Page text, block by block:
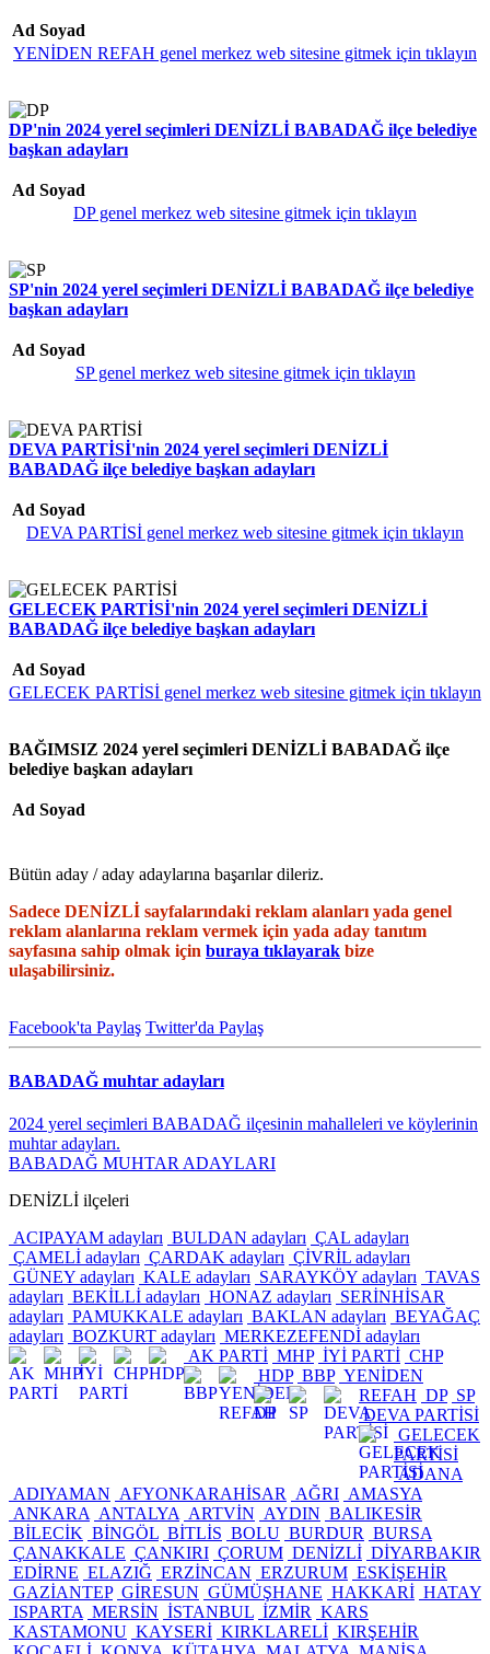
Ad Soyad
YENİDEN REFAH genel merkez web sitesine gitmek için tıklayın
DP'nin 2024 yerel seçimleri DENİZLİ BABADAĞ ilçe belediye
başkan adayları
Ad Soyad
DP genel merkez web sitesine gitmek için tıklayın
SP'nin 2024 yerel seçimleri DENİZLİ BABADAĞ ilçe belediye
başkan adayları
Ad Soyad
SP genel merkez web sitesine gitmek için tıklayın
DEVA PARTİSİ'nin 2024 yerel seçimleri DENİZLİ
BABADAĞ ilçe belediye başkan adayları
Ad Soyad
DEVA PARTİSİ genel merkez web sitesine gitmek için tıklayın
GELECEK PARTİSİ'nin 2024 yerel seçimleri DENİZLİ
BABADAĞ ilçe belediye başkan adayları
Ad Soyad
GELECEK PARTİSİ genel merkez web sitesine gitmek için tıklayın
BAĞIMSIZ 2024 yerel seçimleri DENİZLİ BABADAĞ ilçe
belediye başkan adayları
Ad Soyad
Bütün aday / aday adaylarına başarılar dileriz.
Sadece DENİZLİ sayfalarındaki reklam alanları yada genel
reklam alanlarına reklam vermek için yada aday tanıtım
sayfasına sahip olmak için buraya tıklayarak bize
ulaşabilirsiniz.
Facebook'ta Paylaş Twitter'da Paylaş
BABADAĞ muhtar adayları
2024 yerel seçimleri BABADAĞ ilçesinin mahalleleri ve köylerinin
muhtar adayları.
BABADAĞ MUHTAR ADAYLARI
DENİZLİ ilçeleri
ACIPAYAM adayları BULDAN adayları ÇAL adayları
ÇAMELİ adayları ÇARDAK adayları ÇİVRİL adayları
GÜNEY adayları KALE adayları SARAYKÖY adayları TAVAS
adayları BEKİLLİ adayları HONAZ adayları SERİNHİSAR
adayları PAMUKKALE adayları BAKLAN adayları BEYAĞAÇ
adayları BOZKURT adayları MERKEZEFENDİ adayları
AK PARTİ MHP İYİ PARTİ CHP
HDP BBP YENİDEN
REFAH DP SP
DEVA PARTİSİ
GELECEK
PARTİSİ
ADANA
ADIYAMAN AFYONKARAHİSAR AĞRI AMASYA
ANKARA ANTALYA ARTVİN AYDIN BALIKESİR
BİLECİK BİNGÖL BİTLİS BOLU BURDUR BURSA
ÇANAKKALE ÇANKIRI ÇORUM DENİZLİ DİYARBAKIR
EDİRNE ELAZIĞ ERZİNCAN ERZURUM ESKİŞEHİR
GAZİANTEP GİRESUN GÜMÜŞHANE HAKKARİ HATAY
ISPARTA MERSİN İSTANBUL İZMİR KARS
KASTAMONU KAYSERİ KIRKLARELİ KIRŞEHİR